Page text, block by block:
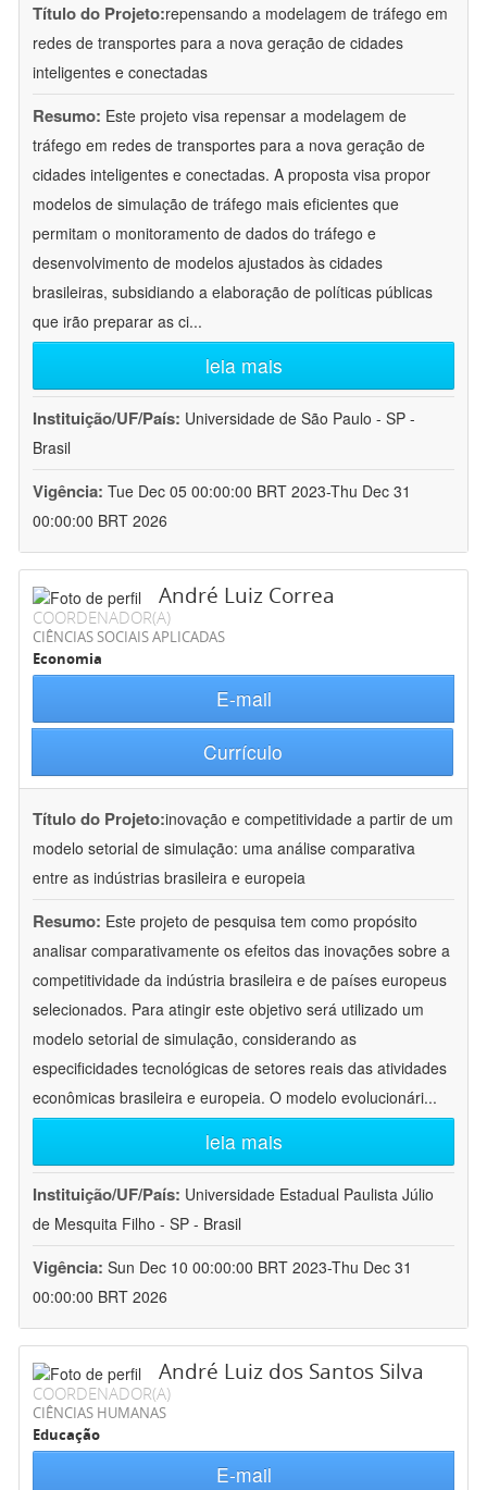
Título do Projeto:repensando a modelagem de tráfego em
redes de transportes para a nova geração de cidades
inteligentes e conectadas
Resumo: Este projeto visa repensar a modelagem de
tráfego em redes de transportes para a nova geração de
cidades inteligentes e conectadas. A proposta visa propor
modelos de simulação de tráfego mais eficientes que
permitam o monitoramento de dados do tráfego e
desenvolvimento de modelos ajustados às cidades
brasileiras, subsidiando a elaboração de políticas públicas
que irão preparar as ci...
leia mais
Instituição/UF/País: Universidade de São Paulo - SP -
Brasil
Vigência: Tue Dec 05 00:00:00 BRT 2023-Thu Dec 31
00:00:00 BRT 2026
André Luiz Correa
COORDENADOR(A)
CIÊNCIAS SOCIAIS APLICADAS
Economia
E-mail
Currículo
Título do Projeto:inovação e competitividade a partir de um
modelo setorial de simulação: uma análise comparativa
entre as indústrias brasileira e europeia
Resumo: Este projeto de pesquisa tem como propósito
analisar comparativamente os efeitos das inovações sobre a
competitividade da indústria brasileira e de países europeus
selecionados. Para atingir este objetivo será utilizado um
modelo setorial de simulação, considerando as
especificidades tecnológicas de setores reais das atividades
econômicas brasileira e europeia. O modelo evolucionári...
leia mais
Instituição/UF/País: Universidade Estadual Paulista Júlio
de Mesquita Filho - SP - Brasil
Vigência: Sun Dec 10 00:00:00 BRT 2023-Thu Dec 31
00:00:00 BRT 2026
André Luiz dos Santos Silva
COORDENADOR(A)
CIÊNCIAS HUMANAS
Educação
E-mail